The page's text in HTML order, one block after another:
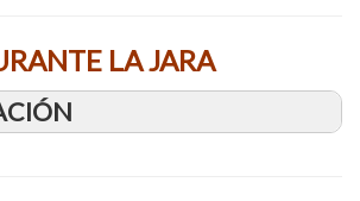
LA JARA